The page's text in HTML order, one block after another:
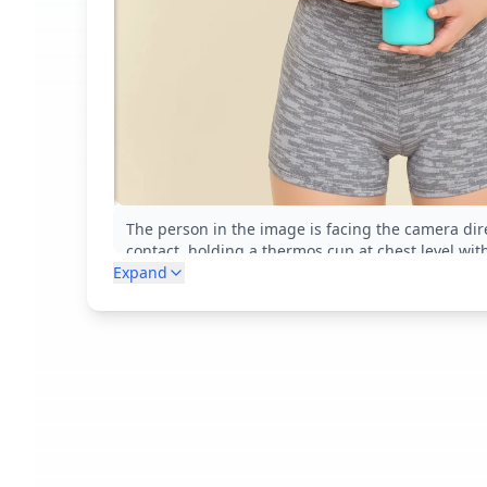
The person in the image is facing the camera
contact, holding a thermos cup at chest level
professional product presentation pose, clearly
Expand